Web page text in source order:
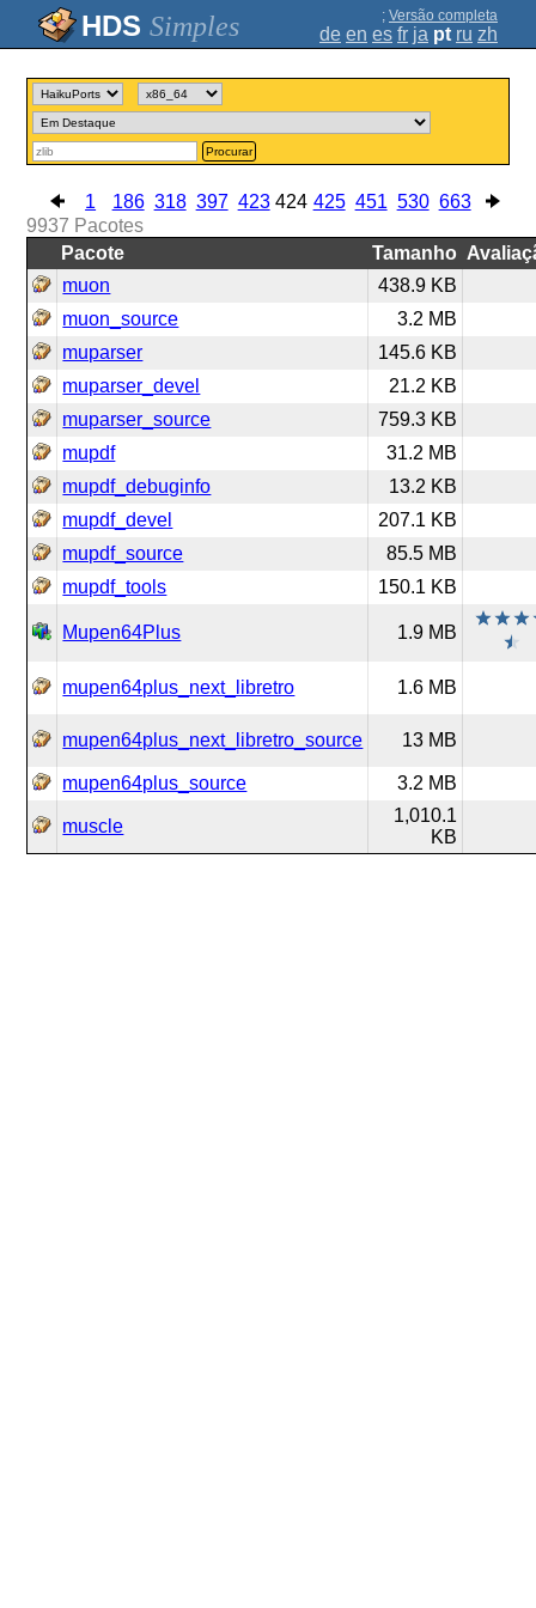
Simples ; Versão completa
de en es fr ja pt ru zh
Procurar
1 186 318 397 423 424 425 451 530 663
9937 Pacotes
Pacote
Tamanho
muon
438.9 KB
muon_source
3.2 MB
muparser
145.6 KB
muparser_devel
21.2 KB
muparser_source
759.3 KB
mupdf
31.2 MB
mupdf_debuginfo
13.2 KB
mupdf_devel
207.1 KB
mupdf_source
85.5 MB
mupdf_tools
150.1 KB
Mupen64Plus 1.9 MB
mupen64plus_next_libretro 1.6 MB
mupen64plus_next_libretro_source 13 MB
mupen64plus_source 3.2 MB
muscle
1,010.1
KB